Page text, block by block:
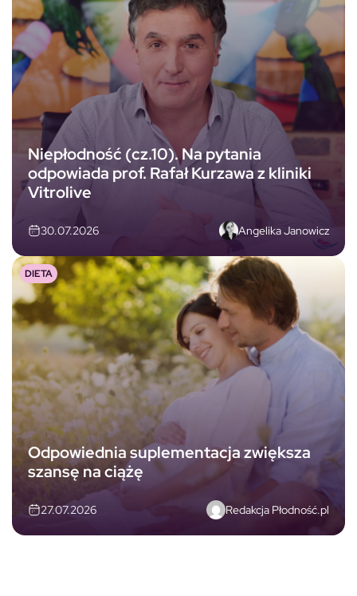
Niepłodność (cz.10). Na pytania
odpowiada prof. Rafał Kurzawa z kliniki
Vitrolive
30.07.2026 Angelika Janowicz
Odpowiednia suplementacja zwiększa
szansę na ciążę
27.07.2026 Redakcja Płodność.pl
DIETA